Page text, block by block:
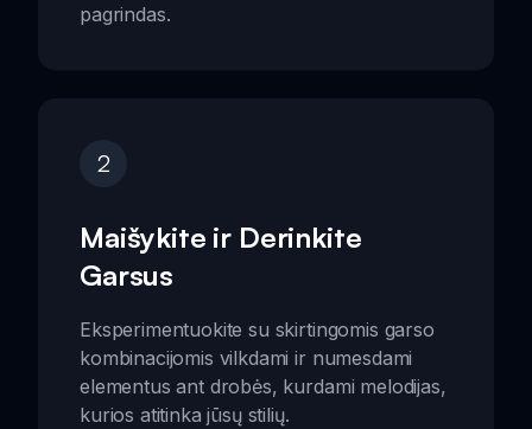
pagrindas.
2
Maišykite ir Derinkite
Garsus
Eksperimentuokite su skirtingomis garso
kombinacijomis vilkdami ir numesdami
elementus ant drobės, kurdami melodijas,
kurios atitinka jūsų stilių.